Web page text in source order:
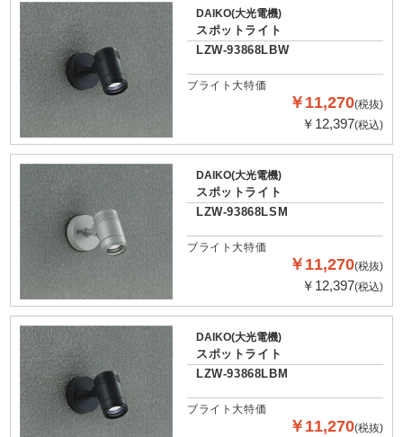
DAIKO(大光電機)
スポットライト
LZW-93868LBW
ブライト大特価
￥11,270(税抜)
￥12,397(税込)
DAIKO(大光電機)
スポットライト
LZW-93868LSM
ブライト大特価
￥11,270(税抜)
￥12,397(税込)
DAIKO(大光電機)
スポットライト
LZW-93868LBM
ブライト大特価
￥11,270(税抜)